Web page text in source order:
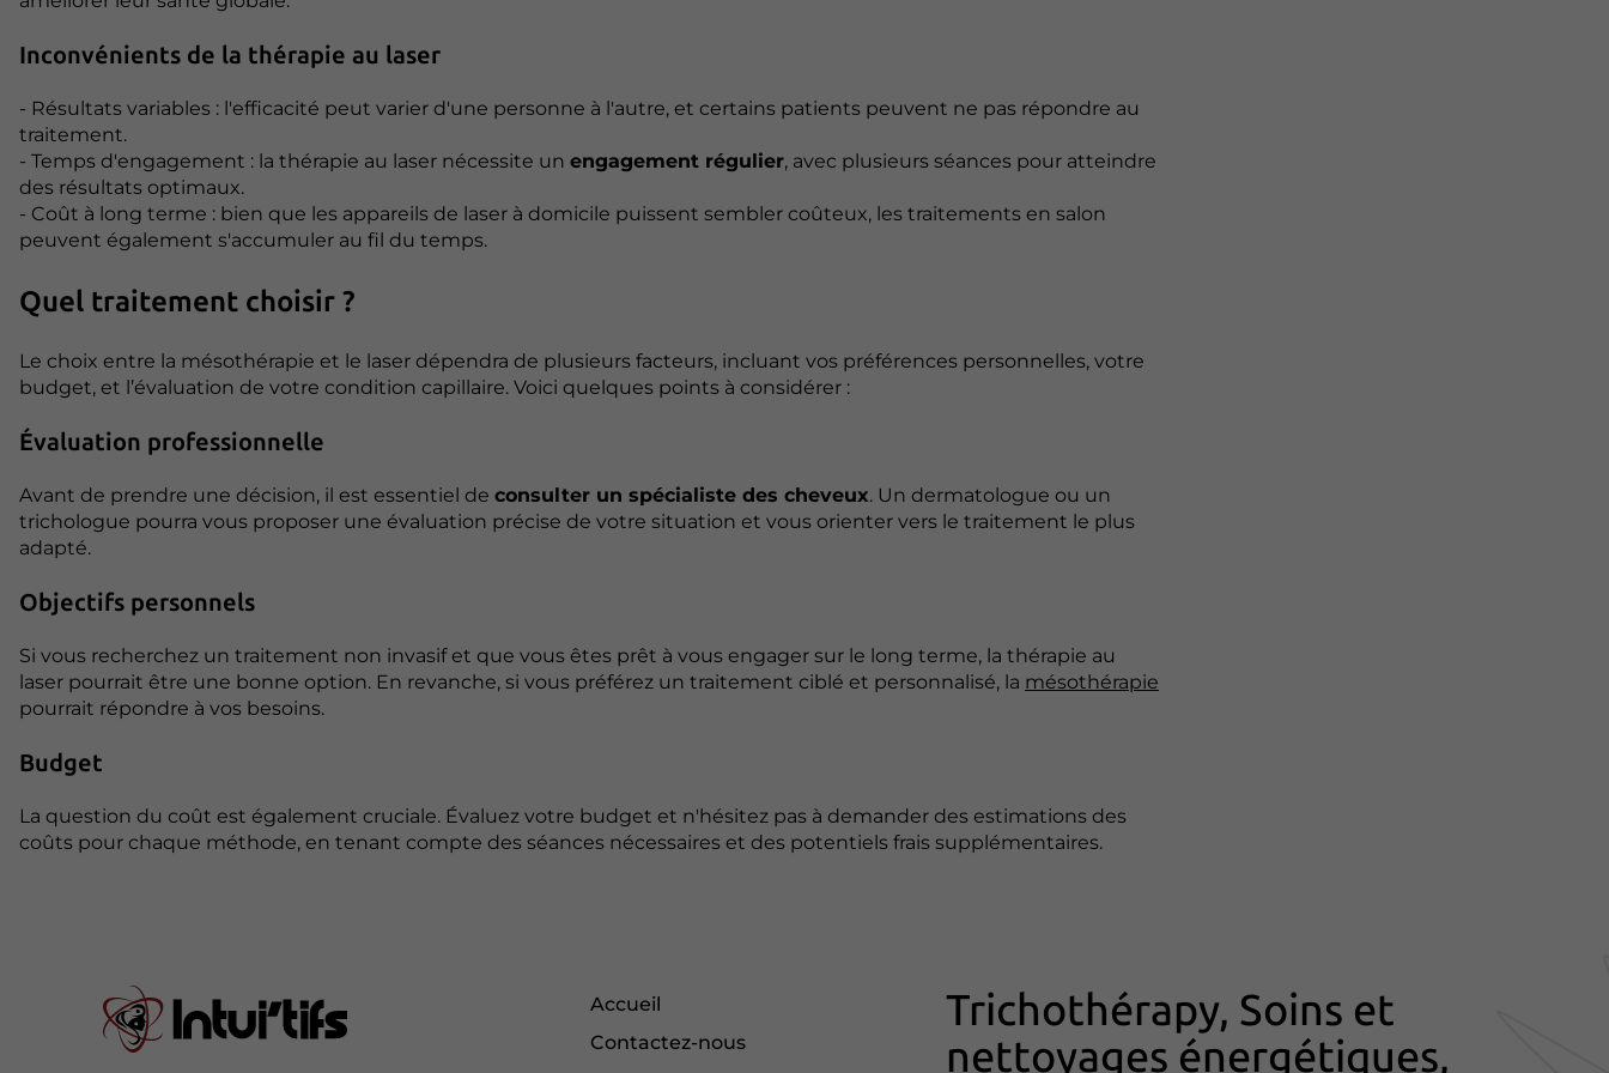
Inconvénients de la thérapie au laser
- Résultats variables : l'efficacité peut varier d'une personne à l'autre, et certains patients peuvent ne pas répondre au
traitement.
- Temps d'engagement : la thérapie au laser nécessite un engagement régulier, avec plusieurs séances pour atteindre
des résultats optimaux.
- Coût à long terme : bien que les appareils de laser à domicile puissent sembler coûteux, les traitements en salon
peuvent également s'accumuler au fil du temps.
Quel traitement choisir ?
Le choix entre la mésothérapie et le laser dépendra de plusieurs facteurs, incluant vos préférences personnelles, votre
budget, et l’évaluation de votre condition capillaire. Voici quelques points à considérer :
Évaluation professionnelle
Avant de prendre une décision, il est essentiel de consulter un spécialiste des cheveux. Un dermatologue ou un
trichologue pourra vous proposer une évaluation précise de votre situation et vous orienter vers le traitement le plus
adapté.
Objectifs personnels
Si vous recherchez un traitement non invasif et que vous êtes prêt à vous engager sur le long terme, la thérapie au
laser pourrait être une bonne option. En revanche, si vous préférez un traitement ciblé et personnalisé, la mésothérapie
pourrait répondre à vos besoins.
Budget
La question du coût est également cruciale. Évaluez votre budget et n'hésitez pas à demander des estimations des
coûts pour chaque méthode, en tenant compte des séances nécessaires et des potentiels frais supplémentaires.
Accueil
Contactez-nous
Trichothérapy, Soins et
nettoyages énergétiques,